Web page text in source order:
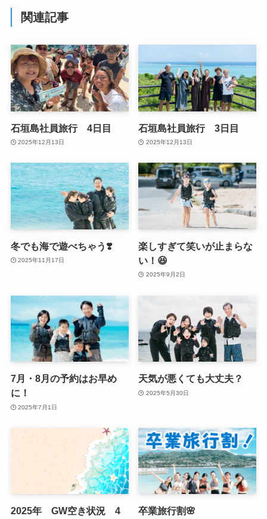
関連記事
石垣島社員旅行 4日目
2025年12月13日
石垣島社員旅行 3日目
2025年12月13日
冬でも海で遊べちゃう❣️
2025年11月17日
楽しすぎて笑いが止まらな
い！😆
2025年9月2日
7月・8月の予約はお早め
に！
2025年7月1日
天気が悪くても大丈夫？
2025年5月30日
2025年 GW空き状況 4
卒業旅行割🌸